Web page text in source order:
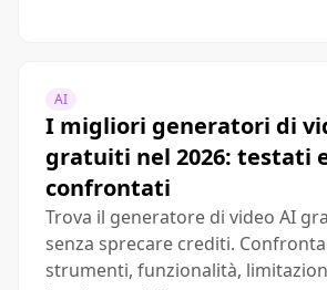
AI
I migliori generatori di
gratuiti nel 2026: testati
confrontati
Trova il generatore di video AI
senza sprecare crediti.
strumenti, funzionalità,